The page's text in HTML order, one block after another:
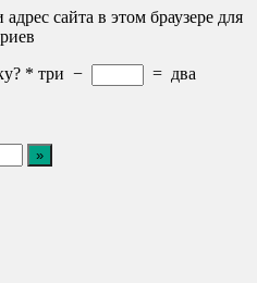
сайта в этом браузере для
* три − = два